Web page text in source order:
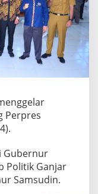
Perpres
Gubernur
Politik Ganjar
Samsudin.